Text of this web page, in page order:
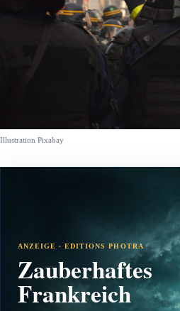
Illustration Pixabay
ANZEIGE · EDITIONS PHOTRA
Zauberhaftes
Frankreich